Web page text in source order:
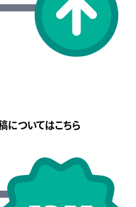
についてはこちら